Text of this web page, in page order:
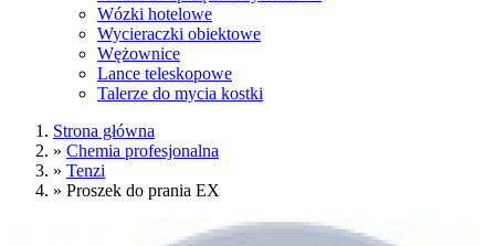
Wózki hotelowe
Wycieraczki obiektowe
Wężownice
Lance teleskopowe
Talerze do mycia kostki
Strona główna
» Chemia profesjonalna
» Tenzi
» Proszek do prania EX